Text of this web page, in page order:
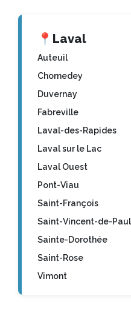
📍 Laval
Auteuil
Chomedey
Duvernay
Fabreville
Laval-des-Rapides
Laval sur le Lac
Laval Ouest
Pont-Viau
Saint-François
Saint-Vincent-de-Paul
Sainte-Dorothée
Saint-Rose
Vimont